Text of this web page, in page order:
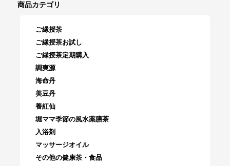
商品カテゴリ
ご縁授茶
ご縁授茶お試し
ご縁授茶定期購入
調爽源
海命丹
美豆丹
養紅仙
堀ママ季節の風水薬膳茶
入浴剤
マッサージオイル
その他の健康茶・食品